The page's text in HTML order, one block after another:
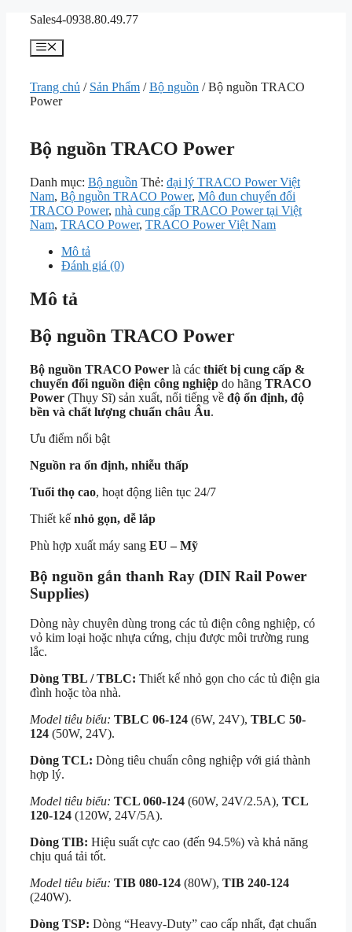
Chuyển
dung
Sales4-0938.80.49.77
Menu
Trang chủ / Sản Phẩm /Bộ nguồn / Bộ nguồn TRACO
Power
Bộ nguồn TRACO Power
Danh mục: Bộ nguồn Thẻ: đại lý TRACO Power Việt
Nam, Bộ nguồn TRACO Power, Mô đun chuyển đổi
TRACO Power, nhà cung cấp TRACO Power tại Việt
Nam, TRACO Power, TRACO Power Việt Nam
Mô tả
Đánh giá (0)
Mô tả
Bộ nguồn TRACO Power
Bộ nguồn TRACO Power là các thiết bị cung cấp &
chuyển đổi nguồn điện công nghiệp do hãng TRACO
Power (Thụy Sĩ) sản xuất, nổi tiếng về độ ổn định, độ
bền và chất lượng chuẩn châu Âu.
Ưu điểm nổi bật
Nguồn ra ổn định, nhiễu thấp
Tuổi thọ cao, hoạt động liên tục 24/7
Thiết kế nhỏ gọn, dễ lắp
Phù hợp xuất máy sang EU – Mỹ
Bộ nguồn gắn thanh Ray (DIN Rail Power
Supplies)
Dòng này chuyên dùng trong các tủ điện công nghiệp, có
vỏ kim loại hoặc nhựa cứng, chịu được môi trường rung
lắc.
Dòng TBL / TBLC: Thiết kế nhỏ gọn cho các tủ điện gia
đình hoặc tòa nhà.
Model tiêu biểu: TBLC 06-124 (6W, 24V), TBLC 50-
124 (50W, 24V).
Dòng TCL: Dòng tiêu chuẩn công nghiệp với giá thành
hợp lý.
Model tiêu biểu: TCL 060-124 (60W, 24V/2.5A), TCL
120-124 (120W, 24V/5A).
Dòng TIB: Hiệu suất cực cao (đến 94.5%) và khả năng
chịu quá tải tốt.
Model tiêu biểu: TIB 080-124 (80W), TIB 240-124
(240W).
Dòng TSP: Dòng “Heavy-Duty” cao cấp nhất, đạt chuẩn